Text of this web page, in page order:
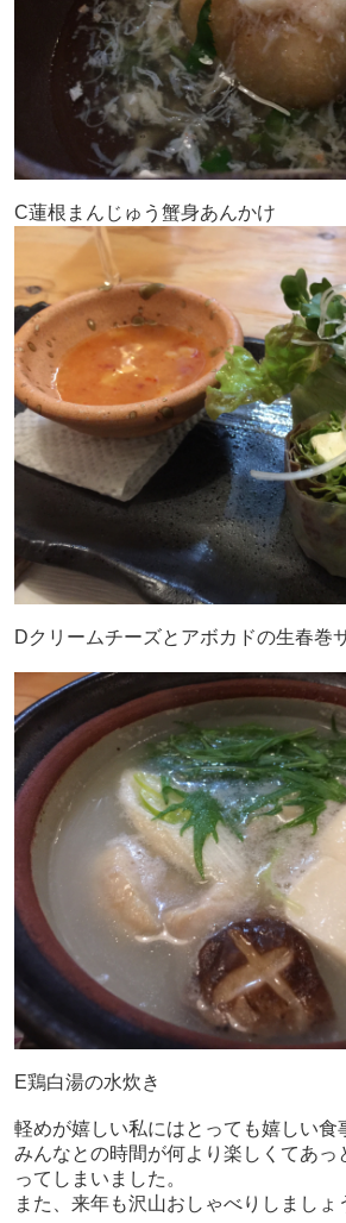
C蓮根まんじゅう蟹身あんかけ
Dクリームチーズとアボカドの生春巻
E鶏白湯の水炊き
軽めが嬉しい私にはとっても嬉しい食
みんなとの時間が何より楽しくてあっ
ってしまいました。
また、来年も沢山おしゃべりしましょ